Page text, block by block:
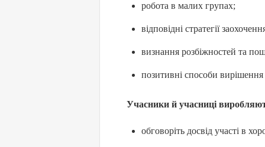
робота в малих групах;
відповідні стратегії
визнання розбіжностей та
позитивні способи
Учасники й учасниці
обговоріть досвід участі в